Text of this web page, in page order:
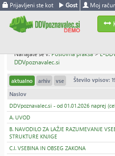
Prijavljeni ste kot Gost Moj
Nahajate se v:Poslovna praksa>E-
DDVpoznavalec.si
aktualno arhiv vse Število vpisov:
Naslov
DDVpoznavalec.si - od 01.01.2026 naprej
A. UVOD
B. NAVODILO ZA LAŽJE RAZUMEVANJE
STRUKTURE KNJIGE
C.I. VSEBINA IN OBSEG ZAKONA